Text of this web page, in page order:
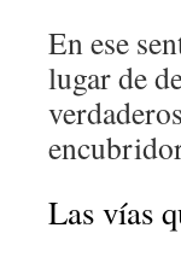
En ese
lugar de
Las vías